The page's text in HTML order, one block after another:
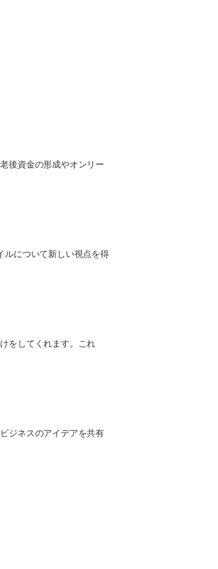
後資金の形成やオンリー
ルについて新しい視点を得
をしてくれます。これ
ジネスのアイデアを共有